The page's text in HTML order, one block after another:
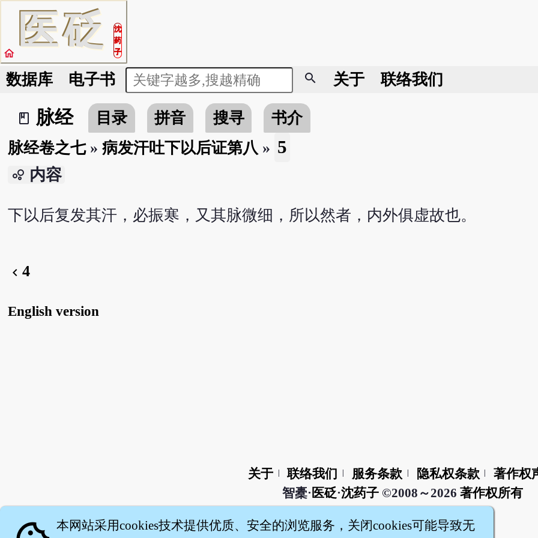
医砭
沈
药
子
home
数据库 电子书 search 关于 联络我们
book_2
脉经 目录 拼音 搜寻
书介
脉经卷之七» 病发汗吐下以后证第八 » 5
bubble_chart 内容
下以后复发其汗，必振寒，又其脉微细，所以然者，内外俱虚故也。
chevron_left 4
English version
关于 联络我们 服务条款 隐私权条款
著作权
智橐· 医砭·沈药子©2008～2026 著作权所有
本网站采用cookies技术提供优质、安全的浏览服务，关闭cookies可能导致无